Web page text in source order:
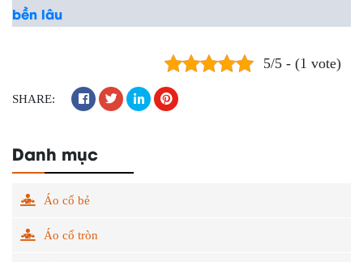
bền lâu
5/5 - (1 vote)
SHARE:
Danh mục
Áo cổ bẻ
Áo cổ tròn